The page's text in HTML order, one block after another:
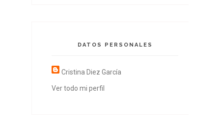
DATOS PERSONALES
Cristina Diez García
Ver todo mi perfil